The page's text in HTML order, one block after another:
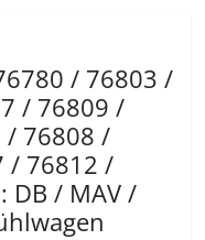
/ 76803 /
/ 76809 /
/ 76808 /
/ 76812 /
DB / MAV /